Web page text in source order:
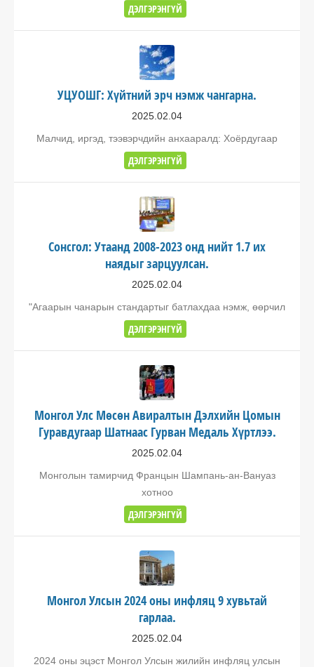
ДЭЛГЭРЭНГҮЙ
УЦУОШГ: Хүйтний эрч нэмж чангарна.
2025.02.04
Малчид, иргэд, тээвэрчдийн анхааралд: Хоёрдугаар
ДЭЛГЭРЭНГҮЙ
Сонсгол: Утаанд 2008-2023 онд нийт 1.7 их
наядыг зарцуулсан.
2025.02.04
"Агаарын чанарын стандартыг батлахдаа нэмж, өөрчил
ДЭЛГЭРЭНГҮЙ
Монгол Улс Мөсөн Авиралтын Дэлхийн Цомын
Гуравдугаар Шатнаас Гурван Медаль Хүртлээ.
2025.02.04
Монголын тамирчид Францын Шампань-ан-Вануаз
хотноо
ДЭЛГЭРЭНГҮЙ
Монгол Улсын 2024 оны инфляц 9 хувьтай
гарлаа.
2025.02.04
2024 оны эцэст Монгол Улсын жилийн инфляц улсын